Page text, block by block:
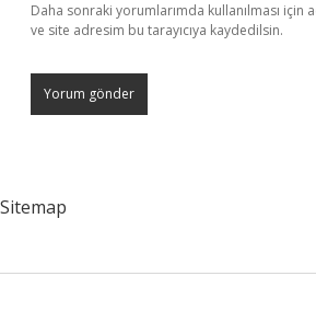
Daha sonraki yorumlarımda kullanılması için
ve site adresim bu tarayıcıya kaydedilsin.
Sitemap